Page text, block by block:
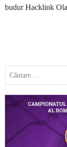
budur Hacklink